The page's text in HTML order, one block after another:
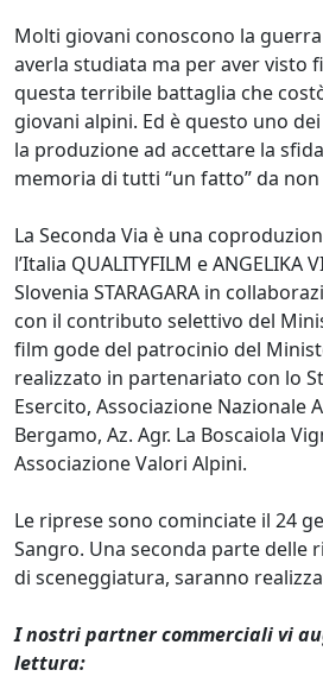
Molti giovani conoscono la
averla studiata ma per aver visto
questa terribile battaglia che
giovani alpini. Ed è questo uno
la produzione ad accettare la
memoria di tutti “un fatto” da
La Seconda Via è una
l’Italia QUALITYFILM e ANGELIKA
Slovenia STARAGARA in
con il contributo selettivo del
film gode del patrocinio del
realizzato in partenariato con lo
Esercito, Associazione Nazionale
Bergamo, Az. Agr. La Boscaiola
Associazione Valori Alpini.
Le riprese sono cominciate il 24
Sangro. Una seconda parte delle
di sceneggiatura, saranno
I nostri partner commerciali vi
lettura: